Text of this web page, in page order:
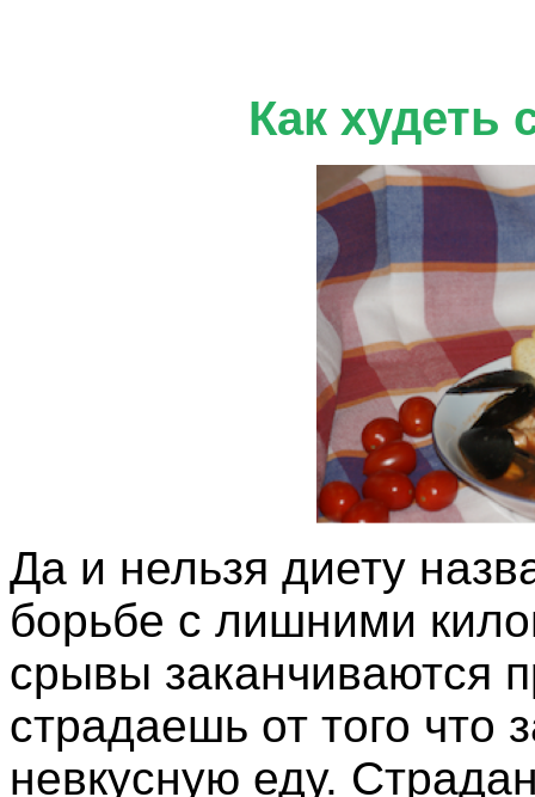
Как худеть
Да и нельзя диету
борьбе с лишними
срывы заканчиваются
страдаешь от того что
невкусную еду.